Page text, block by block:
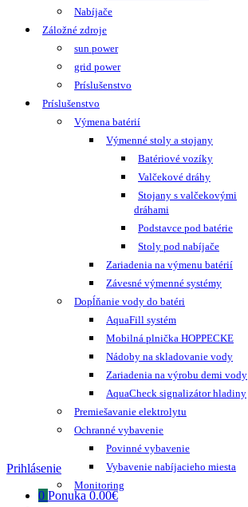
Nabíjače
Záložné zdroje
sun power
grid power
Príslušenstvo
Príslušenstvo
Výmena batérií
Výmenné stoly a stojany
Batériové vozíky
Valčekové dráhy
Stojany s valčekovými
dráhami
Podstavce pod batérie
Stoly pod nabíjače
Zariadenia na výmenu batérií
Závesné výmenné systémy
Dopĺňanie vody do batéri
AquaFill systém
Mobilná plnička HOPPECKE
Nádoby na skladovanie vody
Zariadenia na výrobu demi vody
AquaCheck signalizátor hladiny
Premiešavanie elektrolytu
Ochranné vybavenie
Povinné vybavenie
Vybavenie nabíjacieho miesta
Monitoring
Prihlásenie
0 Ponuka 0.00€